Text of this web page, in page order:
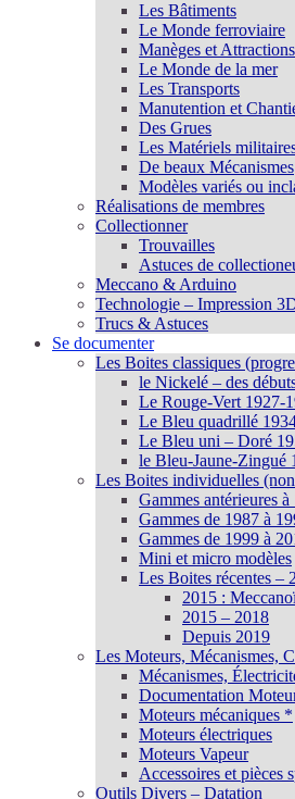
Les Bâtiments
Le Monde ferroviaire
Manèges et Attractions
Le Monde de la mer
Les Transports
Manutention et
Des Grues
Les Matériels
De beaux Mécanismes
Modèles variés ou
Réalisations de membres
Collectionner
Trouvailles
Astuces de
Meccano & Arduino
Technologie – Impression
Trucs & Astuces
Se documenter
Les Boites classiques
le Nickelé – des
Le Rouge-Vert 1927-
Le Bleu quadrillé
Le Bleu uni – Doré
le Bleu-Jaune-Zingué
Les Boites individuelles
Gammes antérieures à
Gammes de 1987 à
Gammes de 1999 à
Mini et micro modèles
Les Boites récentes –
2015 :
2015 – 2018
Depuis 2019
Les Moteurs, Mécanismes,
Mécanismes,
Documentation
Moteurs mécaniques *
Moteurs électriques
Moteurs Vapeur
Accessoires et pièces
Outils Divers – Datation